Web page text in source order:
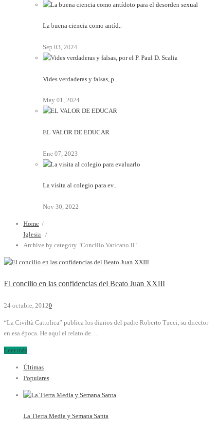
La buena ciencia como antíd..
Sep 03, 2024
Vides verdaderas y falsas, p..
May 01, 2024
EL VALOR DE EDUCAR
Ene 07, 2023
La visita al colegio para ev..
Nov 30, 2022
Home /
Iglesia /
Archive by category "Concilio Vaticano II"
El concilio en las confidencias del Beato Juan XXIII
24 octubre, 20120
“La Civiltà Cattolica” publica los diarios del padre Roberto Tucci, su director
en esa época. He aquí el relato de…
Leer más
Últimas
Populares
La Tierra Media y Semana Santa